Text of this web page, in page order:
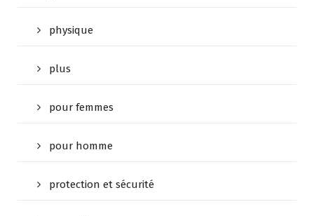
physique
plus
pour femmes
pour homme
protection et sécurité